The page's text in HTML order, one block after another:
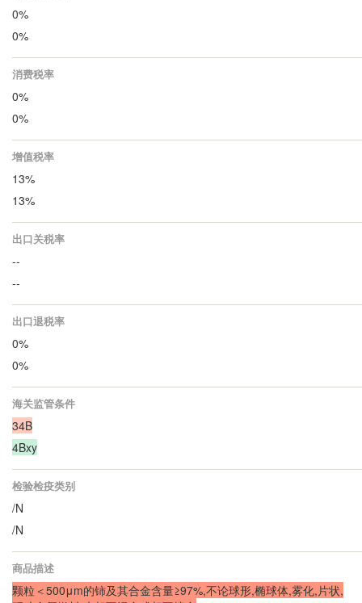
0%
0%
消费税率
0%
0%
增值税率
13%
13%
出口关税率
--
--
出口退税率
0%
0%
海关监管条件
34B
4Bxy
检验检疫类别
/N
/N
商品描述
颗粒＜500μm的铈及其合金含量≥97%,不论球形,椭球体,雾化,片状,